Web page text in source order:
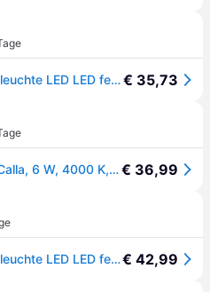
Paulmann 99991 LED-Einbauleuchte LED LED fest eingebaut 18 W Schwarz (matt)€ 35,73
PLM 99991 - Einbauleuchte Calla, 6 W, 4000 K, rund, schwarz matt, 3er Set€ 36,99
Paulmann 99991 LED-Einbauleuchte LED LED fest eingebaut 18 W Schwarz (matt) - [Schwarz (matt)]€ 42,99